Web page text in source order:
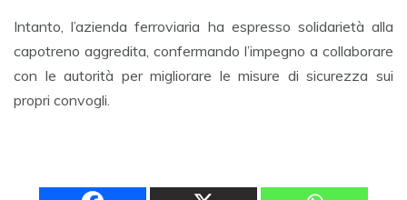
Intanto, l’azienda ferroviaria ha espresso solidarietà alla
capotreno aggredita, confermando l’impegno a collaborare
con le autorità per migliorare le misure di sicurezza sui
propri convogli.